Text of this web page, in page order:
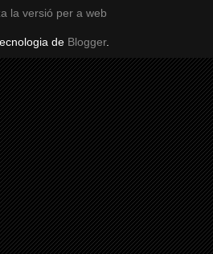
la versió per a web
de Blogger.